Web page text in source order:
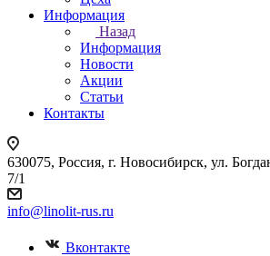
Информация
Назад
Информация
Новости
Акции
Статьи
Контакты
630075, Россия, г. Новосибирск, ул.
7/1
info@linolit-rus.ru
Вконтакте